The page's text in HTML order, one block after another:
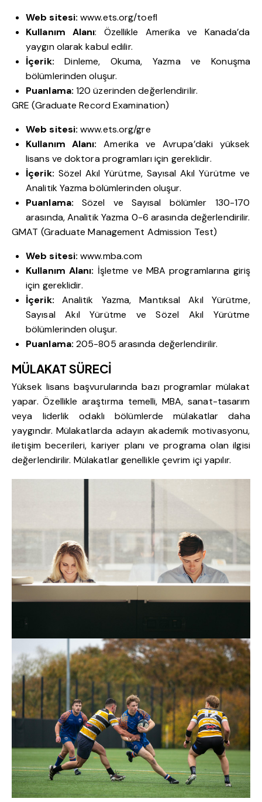
Web sitesi: www.ets.org/toefl
Kullanım Alanı: Özellikle Amerika ve Kanada’da
yaygın olarak kabul edilir.
İçerik: Dinleme, Okuma, Yazma ve Konuşma
bölümlerinden oluşur.
Puanlama: 120 üzerinden değerlendirilir.
GRE (Graduate Record Examination)
Web sitesi: www.ets.org/gre
Kullanım Alanı: Amerika ve Avrupa’daki yüksek
lisans ve doktora programları için gereklidir.
İçerik: Sözel Akıl Yürütme, Sayısal Akıl Yürütme ve
Analitik Yazma bölümlerinden oluşur.
Puanlama: Sözel ve Sayısal bölümler 130-170
arasında, Analitik Yazma 0-6 arasında değerlendirilir.
GMAT (Graduate Management Admission Test)
Web sitesi: www.mba.com
Kullanım Alanı: İşletme ve MBA programlarına giriş
için gereklidir.
İçerik: Analitik Yazma, Mantıksal Akıl Yürütme,
Sayısal Akıl Yürütme ve Sözel Akıl Yürütme
bölümlerinden oluşur.
Puanlama: 205-805 arasında değerlendirilir.
MÜLAKAT SÜRECİ
Yüksek lisans başvurularında bazı programlar mülakat
yapar. Özellikle araştırma temelli, MBA, sanat-tasarım
veya liderlik odaklı bölümlerde mülakatlar daha
yaygındır. Mülakatlarda adayın akademik motivasyonu,
iletişim becerileri, kariyer planı ve programa olan ilgisi
değerlendirilir. Mülakatlar genellikle çevrim içi yapılır.